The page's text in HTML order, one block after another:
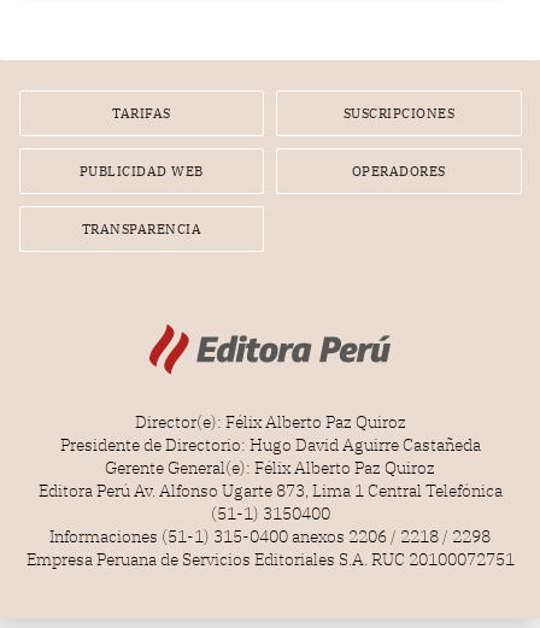
por la frustrada realización de un meet and greet con
TARIFAS SUSCRIPCIONES
PUBLICIDAD WEB OPERADORES
TRANSPARENCIA
Director(e): Félix Alberto Paz Quiroz
Presidente de Directorio: Hugo David Aguirre Castañeda
Gerente General(e): Félix Alberto Paz Quiroz
Editora Perú Av. Alfonso Ugarte 873, Lima 1 Central Telefónica
(51-1) 3150400
Informaciones (51-1) 315-0400 anexos 2206 / 2218 / 2298
Empresa Peruana de Servicios Editoriales S.A. RUC 20100072751